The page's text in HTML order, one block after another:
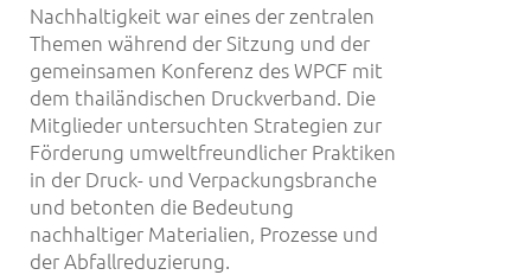
Nachhaltigkeit war eines der zentralen
Themen während der Sitzung und der
gemeinsamen Konferenz des WPCF mit
dem thailändischen Druckverband. Die
Mitglieder untersuchten Strategien zur
Förderung umweltfreundlicher Praktiken
in der Druck- und Verpackungsbranche
und betonten die Bedeutung
nachhaltiger Materialien, Prozesse und
der Abfallreduzierung.